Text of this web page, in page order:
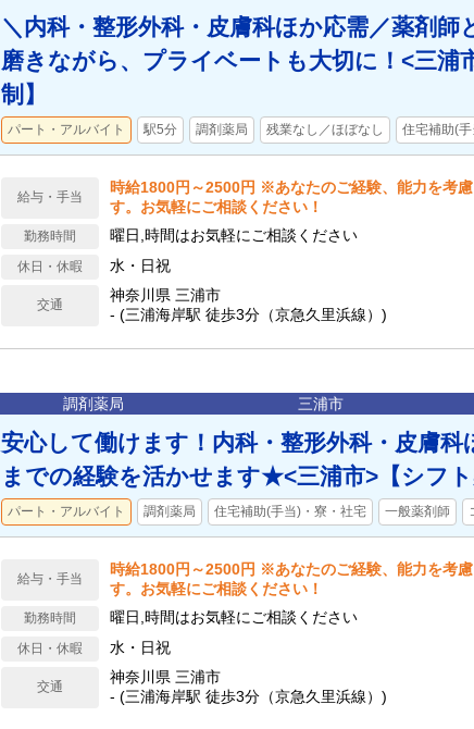
＼内科・整形外科・皮膚科ほか応需／薬剤師
磨きながら、プライベートも大切に！<三浦
制】
パート・アルバイト 駅5分 調剤薬局 残業なし／ほぼなし 住宅補助(
給与・手当
時給1800円～2500円 ※あなたのご経験、能力を考慮
す。お気軽にご相談ください！
勤務時間 曜日,時間はお気軽にご相談ください
休日・休暇 水・日祝
交通
神奈川県 三浦市
- (三浦海岸駅 徒歩3分（京急久里浜線）)
調剤薬局 三浦市
安心して働けます！内科・整形外科・皮膚科
までの経験を活かせます★<三浦市>【シフト
パート・アルバイト 調剤薬局 住宅補助(手当)・寮・社宅 一般薬剤師
給与・手当
時給1800円～2500円 ※あなたのご経験、能力を考慮
す。お気軽にご相談ください！
勤務時間 曜日,時間はお気軽にご相談ください
休日・休暇 水・日祝
交通
神奈川県 三浦市
- (三浦海岸駅 徒歩3分（京急久里浜線）)